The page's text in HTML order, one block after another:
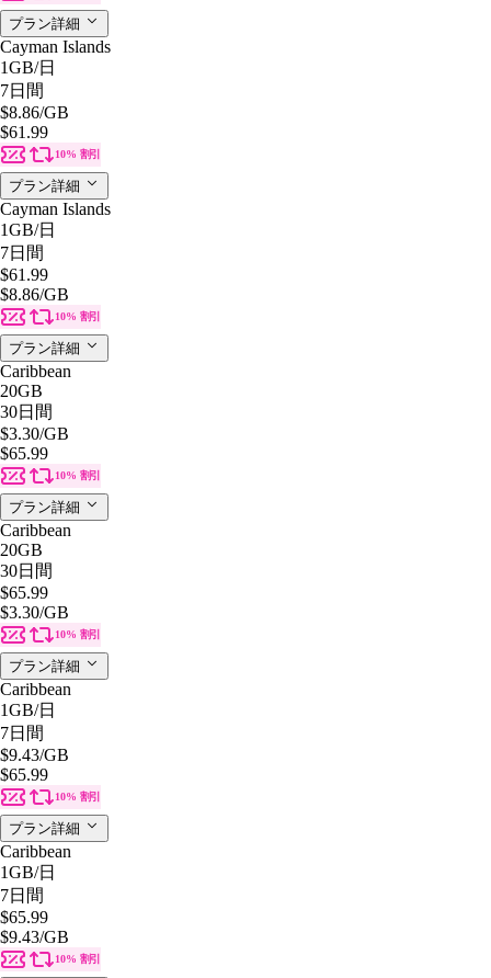
プラン詳細
Cayman Islands
1GB/日
7日間
$8.86/GB
$61.99
10% 割引
プラン詳細
Cayman Islands
1GB/日
7日間
$61.99
$8.86/GB
10% 割引
プラン詳細
Caribbean
20GB
30日間
$3.30/GB
$65.99
10% 割引
プラン詳細
Caribbean
20GB
30日間
$65.99
$3.30/GB
10% 割引
プラン詳細
Caribbean
1GB/日
7日間
$9.43/GB
$65.99
10% 割引
プラン詳細
Caribbean
1GB/日
7日間
$65.99
$9.43/GB
10% 割引